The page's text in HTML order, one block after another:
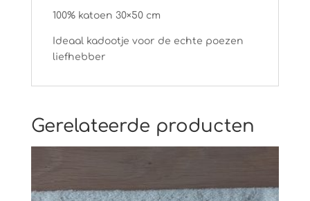
100% katoen 30×50 cm
Ideaal kadootje voor de echte poezen
liefhebber
Gerelateerde producten